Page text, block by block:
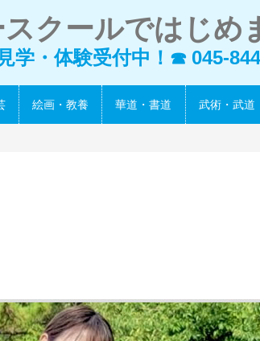
クールではじめ
学・体験受付中！ ☎ 045-
絵画・教養 華道・書道 武術・武道